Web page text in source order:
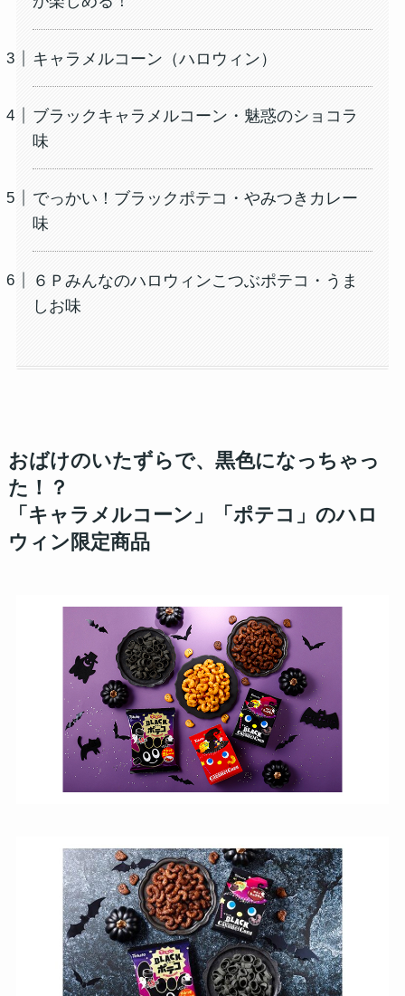
キャラメルコーン（ハロウィン）
ブラックキャラメルコーン・魅惑のショコラ
味
でっかい！ブラックポテコ・やみつきカレー
味
６Ｐみんなのハロウィンこつぶポテコ・うま
しお味
おばけのいたずらで、黒色になっちゃっ
た！？
「キャラメルコーン」「ポテコ」のハロ
ウィン限定商品